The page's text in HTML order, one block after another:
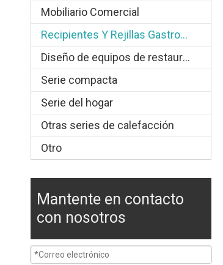
Mobiliario Comercial
Recipientes Y Rejillas Gastronorm
Diseño de equipos de restauración.
Serie compacta
Serie del hogar
Otras series de calefacción
Otro
Mantente en contacto
con nosotros